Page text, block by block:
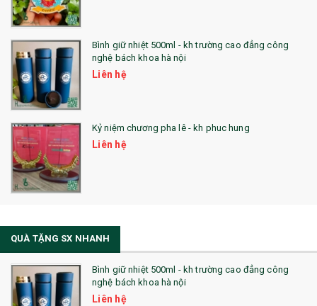
Bình giữ nhiệt 500ml - kh trường cao đẳng công
nghệ bách khoa hà nội
Liên hệ
Kỷ niệm chương pha lê - kh phuc hung
Liên hệ
QUÀ TẶNG SX NHANH
Bình giữ nhiệt 500ml - kh trường cao đẳng công
nghệ bách khoa hà nội
Liên hệ